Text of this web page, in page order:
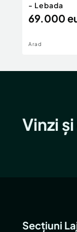
- Lebada
69.000
Arad
Vinzi
Secțiuni